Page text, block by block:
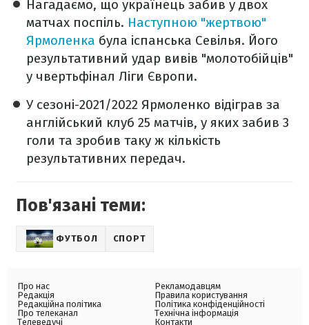
Нагадаємо, що українець забив у двох
матчах поспіль. Наступною "жертвою"
Ярмоленка була іспанська Севілья. Його
результативний удар вивів "молотобійців"
у чвертьфінал Ліги Європи.
У сезоні-2021/2022 Ярмоленко відіграв за
англійський клуб 25 матчів, у яких забив 3
голи та зробив таку ж кількість
результативних передач.
Пов'язані теми:
ФУТБОЛ СПОРТ
Про нас
Редакція
Редакційна політика
Про телеканал
Телеведучі
Рекламодавцям
Правила користування
Політика конфіденційності
Технічна інформація
Контакти